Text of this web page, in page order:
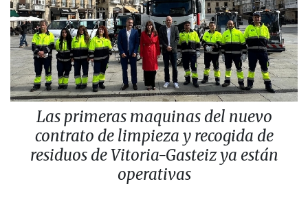
Las primeras maquinas del nuevo
contrato de limpieza y recogida de
residuos de Vitoria-Gasteiz ya están
operativas